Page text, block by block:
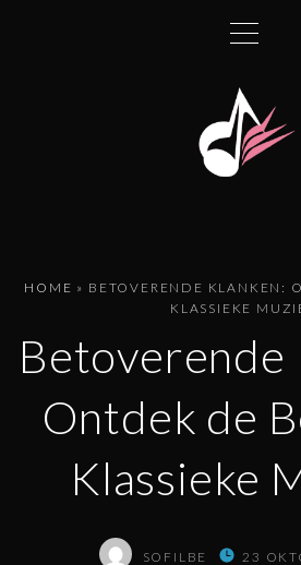
HOME » BETOVERENDE KLANKEN:
KLASSIEKE
Betoverende
Ontdek de
Klassieke
SOFILBE
23